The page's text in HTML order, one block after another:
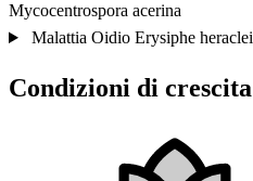
Mycocentrospora acerina
Malattia Oidio Erysiphe heraclei
Condizioni di crescita